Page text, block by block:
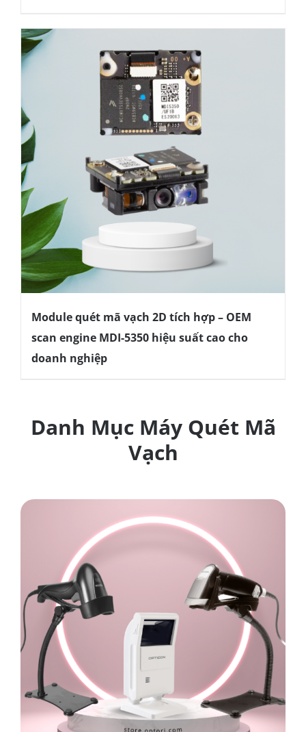
là:
3.950.000₫.
tại
là:
3.500.000₫.
Module quét mã vạch 2D tích hợp – OEM
scan engine MDI-5350 hiệu suất cao cho
doanh nghiệp
Danh Mục Máy Quét Mã
Vạch